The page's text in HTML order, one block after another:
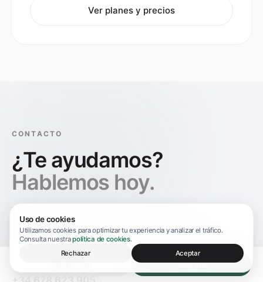
Uso de cookies
Utilizamos cookies para optimizar tu experiencia y analizar el tráfico.
Consulta nuestrapolítica de cookies.
Rechazar
Aceptar
Contratar
Ver planes y precios
CONTACTO
¿Te ayudamos?
Hablemos hoy.
Te respondemos en menos de 2 horas con
asesoramiento experto personalizado. Sin esperas.